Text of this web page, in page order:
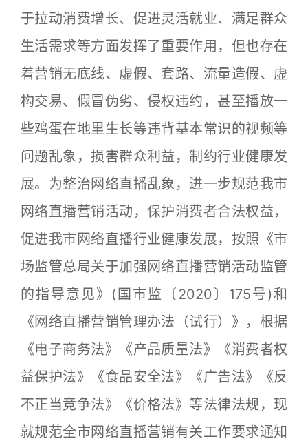
于拉动消费增长、促进灵活就业、满足群众
生活需求等方面发挥了重要作用，但也存在
着营销无底线、虚假、套路、流量造假、虚
构交易、假冒伪劣、侵权违约，甚至播放一
些鸡蛋在地里生长等违背基本常识的视频等
问题乱象，损害群众利益，制约行业健康发
展。为整治网络直播乱象，进一步规范我市
网络直播营销活动，保护消费者合法权益，
促进我市网络直播行业健康发展，按照《市
场监管总局关于加强网络直播营销活动监管
的指导意见》(国市监〔2020〕175号)和
《网络直播营销管理办法（试行）》，根据
《电子商务法》《产品质量法》《消费者权
益保护法》《食品安全法》《广告法》《反
不正当竞争法》《价格法》等法律法规，现
就规范全市网络直播营销有关工作要求通知